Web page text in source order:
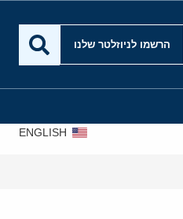
הרשמו לניוזלטר שלנו
ENGLISH